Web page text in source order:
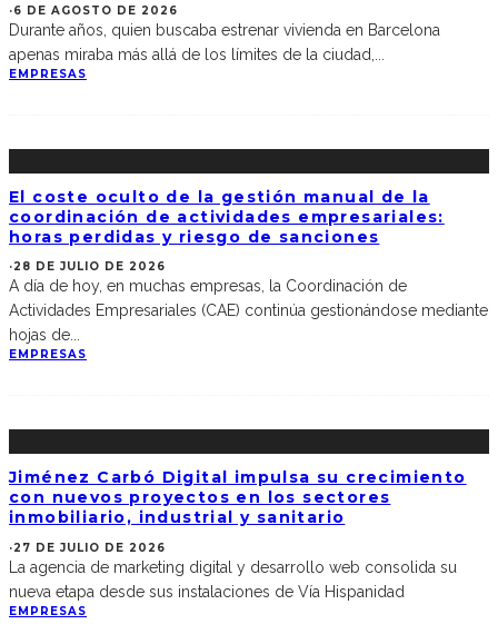
·6 DE AGOSTO DE 2026
Durante años, quien buscaba estrenar vivienda en Barcelona
apenas miraba más allá de los límites de la ciudad,
EMPRESAS
El coste oculto de la gestión manual de la
coordinación de actividades empresariales:
horas perdidas y riesgo de sanciones
·28 DE JULIO DE 2026
A día de hoy, en muchas empresas, la Coordinación de
Actividades Empresariales (CAE) continúa gestionándose mediante
hojas de...
EMPRESAS
Jiménez Carbó Digital impulsa su crecimiento
con nuevos proyectos en los sectores
inmobiliario, industrial y sanitario
·27 DE JULIO DE 2026
La agencia de marketing digital y desarrollo web consolida su
nueva etapa desde sus instalaciones de Vía Hispanidad
EMPRESAS